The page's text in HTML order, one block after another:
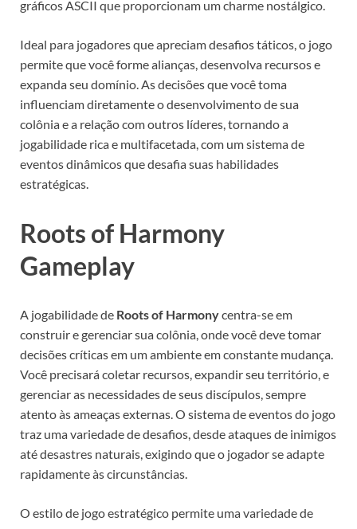
gráficos ASCII que proporcionam um charme nostálgico.
Ideal para jogadores que apreciam desafios táticos, o jogo
permite que você forme alianças, desenvolva recursos e
expanda seu domínio. As decisões que você toma
influenciam diretamente o desenvolvimento de sua
colônia e a relação com outros líderes, tornando a
jogabilidade rica e multifacetada, com um sistema de
eventos dinâmicos que desafia suas habilidades
estratégicas.
Roots of Harmony
Gameplay
A jogabilidade de Roots of Harmonycentra-se em
construir e gerenciar sua colônia, onde você deve tomar
decisões críticas em um ambiente em constante mudança.
Você precisará coletar recursos, expandir seu território, e
gerenciar as necessidades de seus discípulos, sempre
atento às ameaças externas. O sistema de eventos do jogo
traz uma variedade de desafios, desde ataques de inimigos
até desastres naturais, exigindo que o jogador se adapte
rapidamente às circunstâncias.
O estilo de jogo estratégico permite uma variedade de